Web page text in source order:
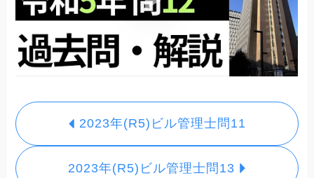
2023年(R5)ビル管理士問11
2023年(R5)ビル管理士問13